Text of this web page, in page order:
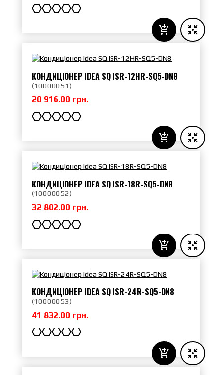
КОНДИЦІОНЕР IDEA SQ ISR-12HR-SQ5-DN8
(10000051 )
20 916.00 грн.
КОНДИЦІОНЕР IDEA SQ ISR-18R-SQ5-DN8
(10000052)
32 802.00 грн.
КОНДИЦІОНЕР IDEA SQ ISR-24R-SQ5-DN8
(10000053)
41 832.00 грн.